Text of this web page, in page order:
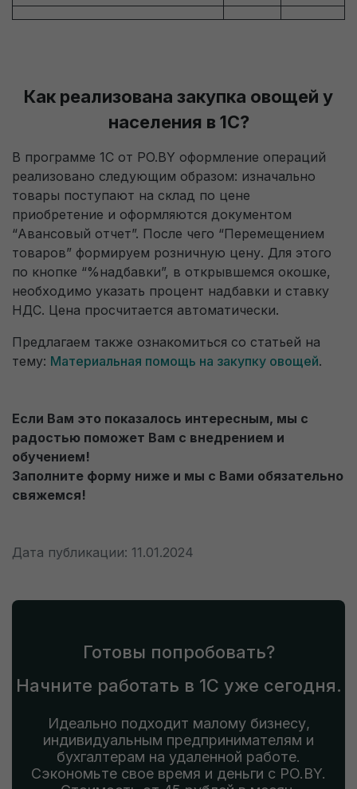
Как реализована закупка овощей у
населения в 1С?
В программе 1С от PO.BY оформление операций
реализовано следующим образом: изначально
товары поступают на склад по цене
приобретение и оформляются документом
“Авансовый отчет”. После чего “Перемещением
товаров” формируем розничную цену. Для этого
по кнопке “%надбавки”, в открывшемся окошке,
необходимо указать процент надбавки и ставку
НДС. Цена просчитается автоматически.
Предлагаем также ознакомиться со статьей на
тему: Материальная помощь на закупку овощей.
Если Вам это показалось интересным, мы с
радостью поможет Вам с внедрением и
обучением!
Заполните форму ниже и мы с Вами обязательно
свяжемся!
Дата публикации: 11.01.2024
Готовы попробовать?
Начните работать в 1С уже сегодня.
Идеально подходит малому бизнесу,
индивидуальным предпринимателям и
бухгалтерам на удаленной работе.
Сэкономьте свое время и деньги с PO.BY.